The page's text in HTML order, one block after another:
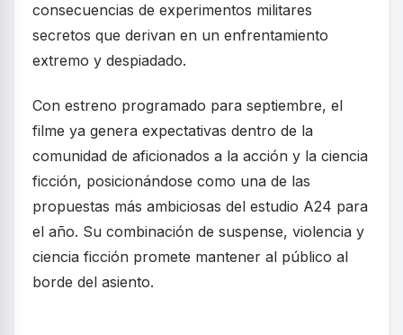
consecuencias de experimentos militares
secretos que derivan en un enfrentamiento
extremo y despiadado.
Con estreno programado para septiembre, el
filme ya genera expectativas dentro de la
comunidad de aficionados a la acción y la ciencia
ficción, posicionándose como una de las
propuestas más ambiciosas del estudio A24 para
el año. Su combinación de suspense, violencia y
ciencia ficción promete mantener al público al
borde del asiento.